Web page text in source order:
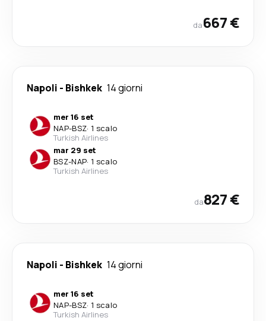
da667 €
Napoli - Bishkek 14 giorni
mer 16 set
NAP-BSZ· 1 scalo
Turkish Airlines
mar 29 set
BSZ-NAP· 1 scalo
Turkish Airlines
da827 €
Napoli - Bishkek 14 giorni
mer 16 set
NAP-BSZ· 1 scalo
Turkish Airlines